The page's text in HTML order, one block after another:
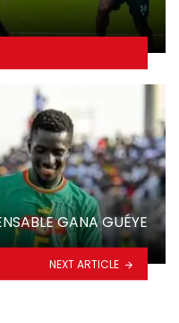
GANA GUÉYE
NEXT ARTICLE